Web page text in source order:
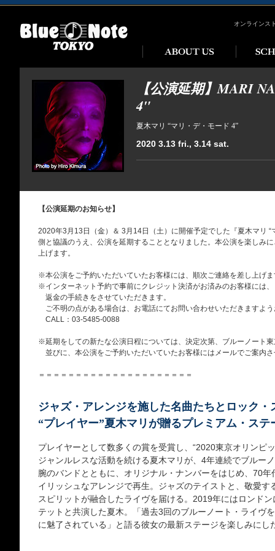
オンラインス
【公演延期】MARI
4"
夏木マリ “マリ・デ・モード 4”
2020 3.13 fri., 3.14 sat.
【公演延期のお知らせ】
2020年3月13日（金）＆ 3月14日（土）に開催予定でした『夏木マリ
側と協議のうえ、公演を延期することとなりました。本公演を楽しみ
上げます。
※本公演をご予約いただいていたお客様には、順次ご連絡を差し上げ
※インターネット予約で事前にクレジット決済がお済みのお客様には、
返金の手続きをさせていただきます。
ご不明の点がある場合は、お電話にてお問い合わせいただきますよ
CALL：03-5485-0088
※延期をしての新たな公演日程については、決定次第、ブルーノート
並びに、本公演をご予約いただいていたお客様にはメールでご案内
＝＝＝＝＝＝＝＝＝＝＝＝＝＝＝＝＝＝＝＝＝
ジャズ・アレンジを施した名曲たちとロック・
“プレイヤー”夏木マリが贈るプレミアム・ステ
プレイヤーとして数多くの賞を受賞し、“2020東京オリンピ
ジャンルレスな活動を続ける夏木マリが、4年連続でブルー
腕のバンドとともに、オリジナル・ナンバーをはじめ、70
イリッシュなアレンジで再生。ジャズのテイストと、敬愛
スピリットが融合したライヴを届ける。2019年にはロンド
テットと共演した夏木。「過去3回のブルーノート・ライヴ
に魅了されている」と語る彼女の最新ステージを楽しみにし